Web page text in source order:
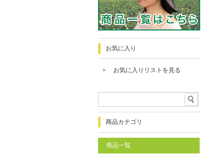
お気に入り
お気に入りリストを見る
商品カテゴリ
商品一覧